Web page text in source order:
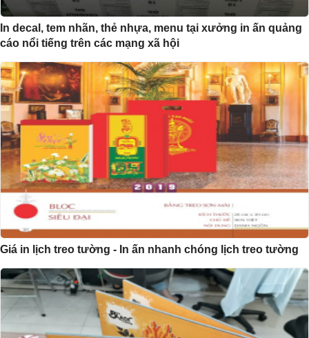
In decal, tem nhãn, thẻ nhựa, menu tại xưởng in ấn quảng
cáo nổi tiếng trên các mạng xã hội
Giá in lịch treo tường - In ấn nhanh chóng lịch treo tường